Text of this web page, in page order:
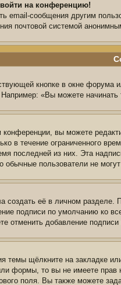
на конференцию!
email-сообщения другим
почтовой системой
кнопке в окне форума
«Вы можете
вы можете
в течение ограниченного
последней из них. Эта
пользователи не
её в личном разделе.
подписи по умолчанию ко
отменить добавление
темы щёлкните на закладке
формы, то вы не имеете
поля. Вы также можете